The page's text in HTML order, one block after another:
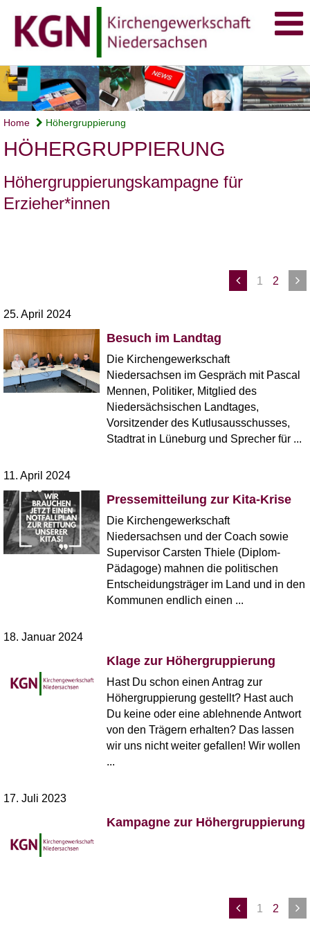
Home Höhergruppierung
HÖHERGRUPPIERUNG
Höhergruppierungskampagne für
Erzieher*innen
1 2
25. April 2024
Besuch im Landtag
Die Kirchengewerkschaft
Niedersachsen im Gespräch mit Pascal
Mennen, Politiker, Mitglied des
Niedersächsischen Landtages,
Vorsitzender des Kutlusausschusses,
Stadtrat in Lüneburg und Sprecher für ...
11. April 2024
Pressemitteilung zur Kita-Krise
Die Kirchengewerkschaft
Niedersachsen und der Coach sowie
Supervisor Carsten Thiele (Diplom-
Pädagoge) mahnen die politischen
Entscheidungsträger im Land und in den
Kommunen endlich einen ...
18. Januar 2024
Klage zur Höhergruppierung
Hast Du schon einen Antrag zur
Höhergruppierung gestellt? Hast auch
Du keine oder eine ablehnende Antwort
von den Trägern erhalten? Das lassen
wir uns nicht weiter gefallen! Wir wollen
...
17. Juli 2023
Kampagne zur Höhergruppierung
1 2